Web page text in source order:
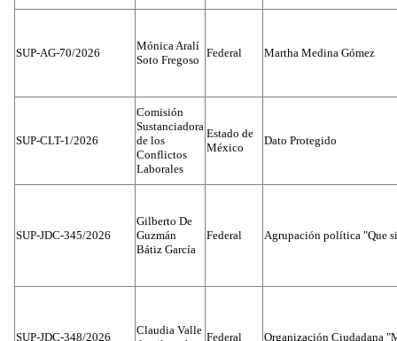
SUP-AG-70/2026
Mónica Aralí
Soto Fregoso
Federal Martha Medina Gómez
SUP-CLT-1/2026
Comisión
Sustanciadora
de los
Conflictos
Laborales
Estado de
México
Dato Protegido
SUP-JDC-345/2026
Gilberto De
Guzmán
Bátiz García
Federal Agrupación política "Que
SUP-JDC-348/2026
Claudia Valle
Federal Organización Ciudadana